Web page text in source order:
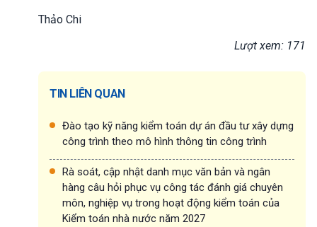
Thảo Chi
Lượt xem: 171
TIN LIÊN QUAN
Đào tạo kỹ năng kiểm toán dự án đầu tư xây dựng
công trình theo mô hình thông tin công trình
Rà soát, cập nhật danh mục văn bản và ngân
hàng câu hỏi phục vụ công tác đánh giá chuyên
môn, nghiệp vụ trong hoạt động kiểm toán của
Kiểm toán nhà nước năm 2027